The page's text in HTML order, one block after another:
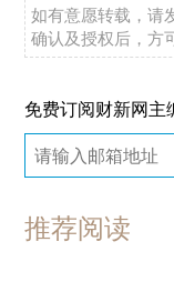
如有意愿转载，请
确认及授权后，方
免费订阅财新网主
推荐阅读